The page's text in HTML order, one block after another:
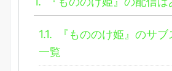
1.1.
『もののけ姫』のサ
一覧